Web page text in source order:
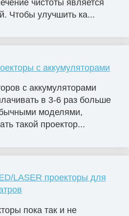
чистоты является
Чтобы улучшить ка...
с аккумуляторами
с аккумуляторами
в 3-6 раз больше
моделями,
такой проектор...
LASER проекторы для
пока так и не